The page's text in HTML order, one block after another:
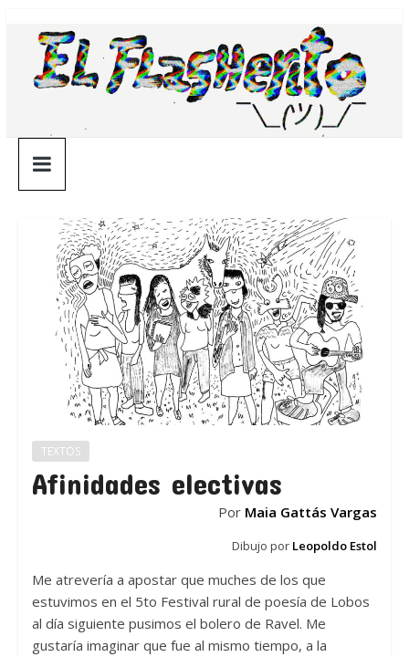
contenido
¯\_(ツ)_/
¯
TEXTOS
Afinidades electivas
Por Maia Gattás Vargas
Dibujo por Leopoldo Estol
Me atrevería a apostar que muches de los que
estuvimos en el 5to Festival rural de poesía de Lobos
al día siguiente pusimos el bolero de Ravel. Me
gustaría imaginar que fue al mismo tiempo, a la